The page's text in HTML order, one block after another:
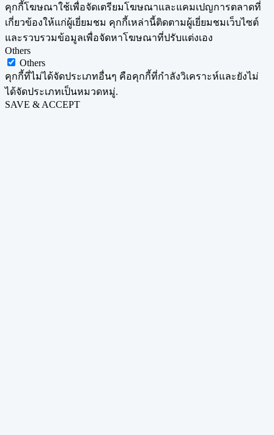
คุกกี้โฆษณาใช้เพื่อจัดเตรียมโฆษณาและแคมเปญการตลาดที่
เกี่ยวข้องให้แก่ผู้เยี่ยมชม คุกกี้เหล่านี้ติดตามผู้เยี่ยมชมเว็บไซต์
และรวบรวมข้อมูลเพื่อจัดหาโฆษณาที่ปรับแต่งเอง
Others
Others
คุกกี้ที่ไม่ได้จัดประเภทอื่นๆ คือคุกกี้ที่กำลังวิเคราะห์และยังไม่
ได้จัดประเภทเป็นหมวดหมู่.
SAVE & ACCEPT